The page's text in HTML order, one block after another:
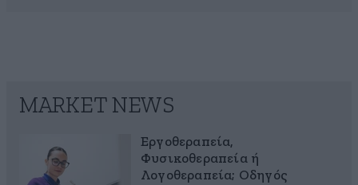
MARKET NEWS
Εργοθεραπεία,
Φυσικοθεραπεία ή
Λογοθεραπεία; Οδηγός